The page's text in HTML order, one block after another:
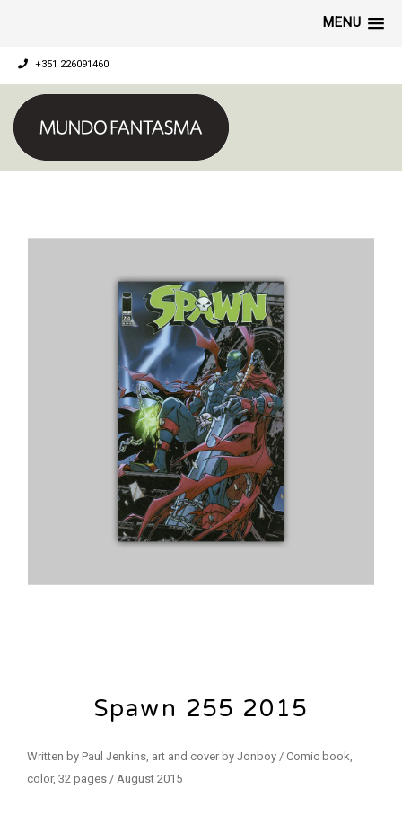
MENU
+351 226091460
Spawn 255 2015
Written by Paul Jenkins, art and cover by Jonboy / Comic book,
color, 32 pages / August 2015